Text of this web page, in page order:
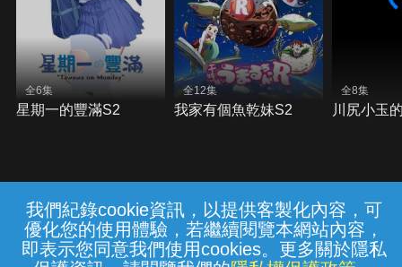
我們紀錄cookie資訊，以提供客製化內容，可
優化您的使用體驗，若繼續閱覽本網站內容，
即表示您同意我們使用cookies。更多關於隱私
全6集
星期一的豐滿S2
全12集
我家有個魚乾妹S2
全8集
川尻小玉
常見問題 線上客服 服務條款 隱私權保護
{{notifyMsg}}